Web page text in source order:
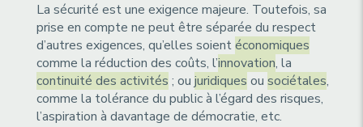
La sécurité est une exigence majeure. Toutefois, sa
prise en compte ne peut être séparée du respect
d’autres exigences, qu’elles soientéconomiques
comme la réduction des coûts, l’innovation, la
continuité des activités ; ou juridiques ou sociétales,
comme la tolérance du public à l’égard des risques,
l’aspiration à davantage de démocratie, etc.